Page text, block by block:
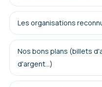
Les organisations
Nos bons plans (billets
d'argent...)